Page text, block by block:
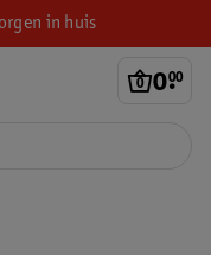
in huis
0.
00